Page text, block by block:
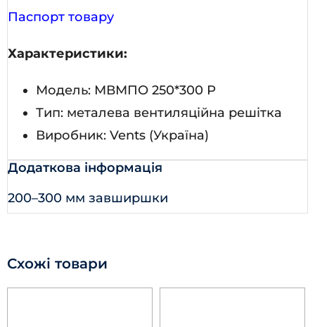
Паспорт товару
Характеристики:
Модель: МВМПО 250*300 Р
Тип: металева вентиляційна решітка
Виробник: Vents (Україна)
Додаткова інформація
200–300 мм завширшки
Схожі товари